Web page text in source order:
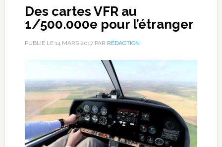
Des cartes VFR au
1/500.000e pour l’étranger
PUBLIÉ LE 14 MARS 2017PAR RÉDACTION